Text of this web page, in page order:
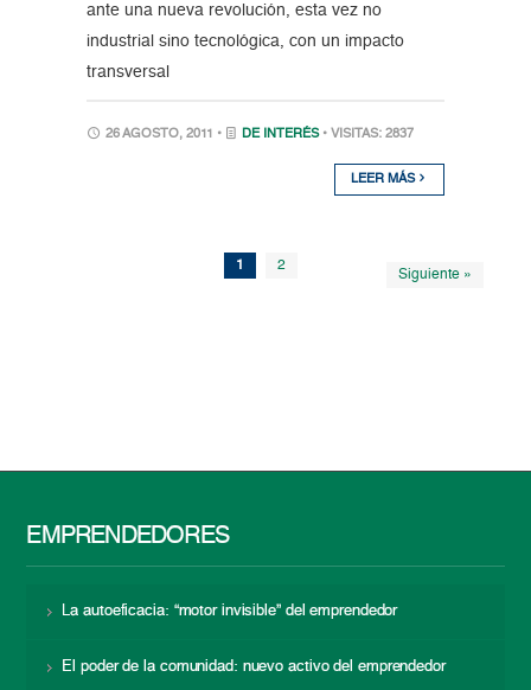
ante una nueva revolución, esta vez no
industrial sino tecnológica, con un impacto
transversal
26 AGOSTO, 2011 • DE INTERÉS • VISITAS: 2837
LEER MÁS
1 2
Siguiente »
EMPRENDEDORES
La autoeficacia: “motor invisible” del emprendedor
El poder de la comunidad: nuevo activo del emprendedor